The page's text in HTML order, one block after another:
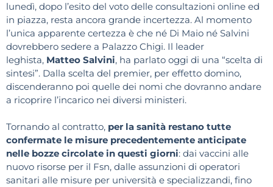
lunedì, dopo l’esito del voto delle consultazioni online ed
in piazza, resta ancora grande incertezza. Al momento
l’unica apparente certezza è che né Di Maio né Salvini
dovrebbero sedere a Palazzo Chigi. Il leader
leghista, Matteo Salvini, ha parlato oggi di una “scelta di
sintesi”. Dalla scelta del premier, per effetto domino,
discenderanno poi quelle dei nomi che dovranno andare
a ricoprire l’incarico nei diversi ministeri.
Tornando al contratto, per la sanità restano tutte
confermate le misure precedentemente anticipate
nelle bozze circolate in questi giorni: dai vaccini alle
nuovo risorse per il Fsn, dalle assunzioni di operatori
sanitari alle misure per università e specializzandi, fino